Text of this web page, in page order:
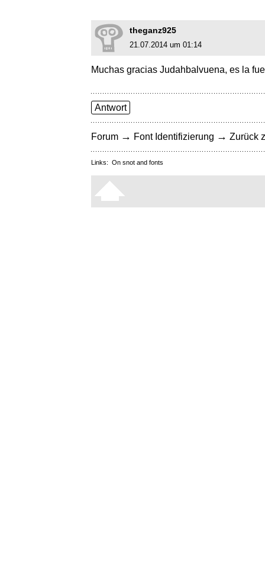
theganz925
21.07.2014 um 01:14
Muchas gracias Judahbalvuena, es la
Antwort
Forum → Font Identifizierung → Zurück
Links: On snot and fonts